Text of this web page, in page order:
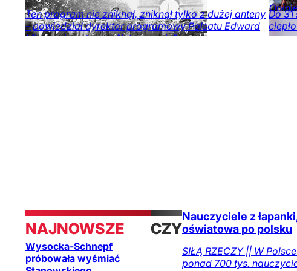
Ten program nie zniknął, zniknął tylko z dużej anteny
– powiedział dyrektor programowy Polsatu Edward
Miszczak, pytany o "Interwencję".
Do
NAJNOWSZE
Wysocka-Schnepf
próbowała wyśmiać
CZYTAJ
TAKŻE
Nauczyciele z
oświatowa po polsku
SIŁĄ RZECZY || W
ponad 700 tys.